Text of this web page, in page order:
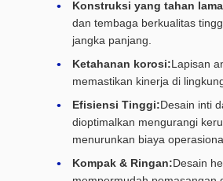
Konstruksi yang tahan
dan tembaga berkualitas
jangka panjang.
Ketahanan korosi:Lapisan
memastikan kinerja di
Efisiensi Tinggi:Desain inti
dioptimalkan mengurangi
menurunkan biaya
Kompak & Ringan:Desain